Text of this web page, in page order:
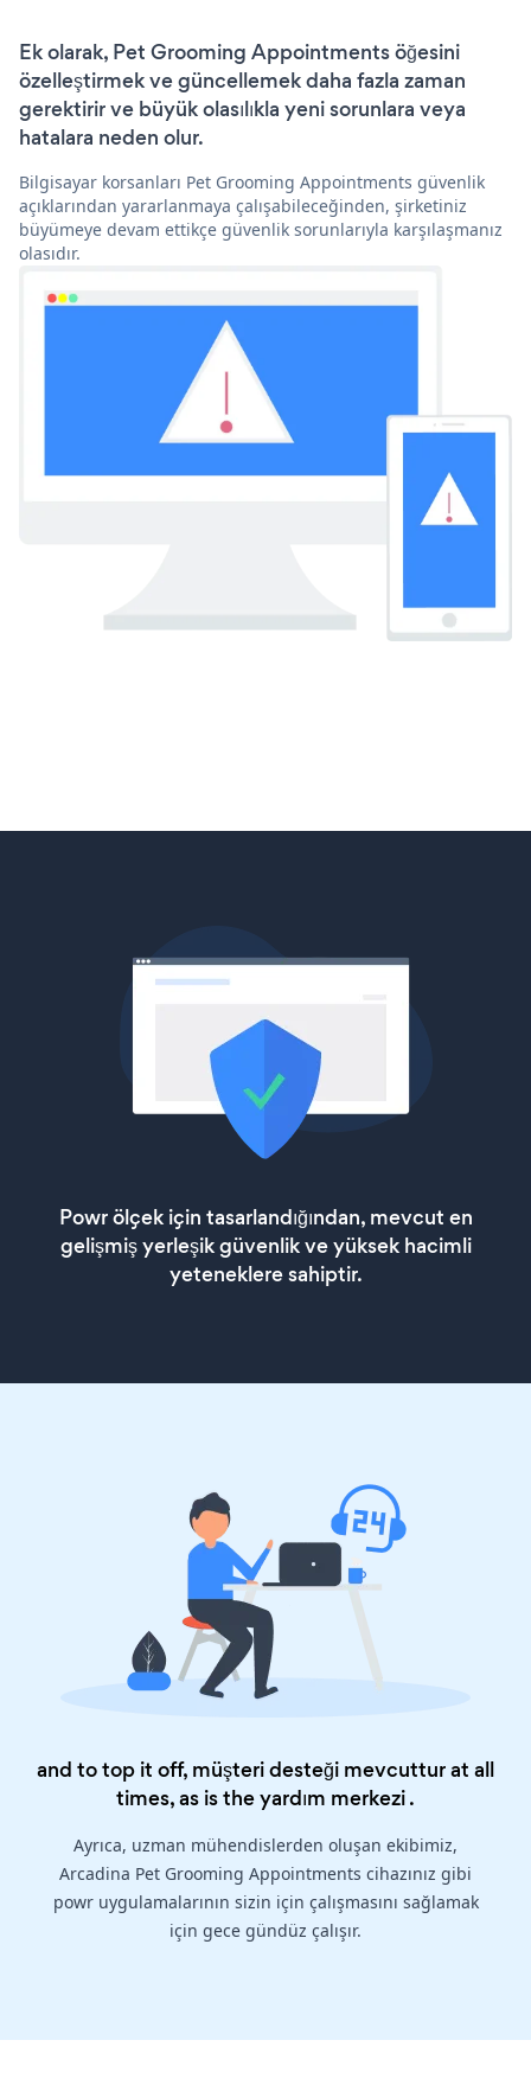
Ek olarak, Pet Grooming Appointments öğesini
özelleştirmek ve güncellemek daha fazla zaman
gerektirir ve büyük olasılıkla yeni sorunlara veya
hatalara neden olur.
Bilgisayar korsanları Pet Grooming Appointments güvenlik
açıklarından yararlanmaya çalışabileceğinden, şirketiniz
büyümeye devam ettikçe güvenlik sorunlarıyla karşılaşmanız
olasıdır.
Powr ölçek için tasarlandığından, mevcut en
gelişmiş yerleşik güvenlik ve yüksek hacimli
yeteneklere sahiptir.
and to top it off, müşteri desteği mevcuttur at all
times, as is theyardım merkezi.
Ayrıca, uzman mühendislerden oluşan ekibimiz,
Arcadina Pet Grooming Appointments cihazınız gibi
powr uygulamalarının sizin için çalışmasını sağlamak
için gece gündüz çalışır.